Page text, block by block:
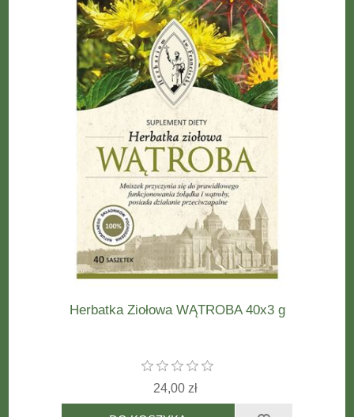
Herbatka Ziołowa WĄTROBA 40x3 g
24,00 zł